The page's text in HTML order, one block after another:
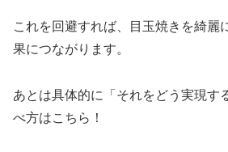
これを回避すれば、目玉焼きを綺麗
果につながります。
あとは具体的に「それをどう実現す
べ方はこちら！